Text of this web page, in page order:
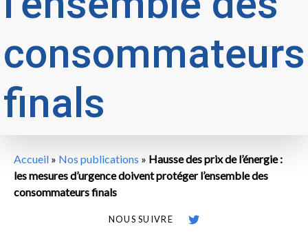
consommateurs
finals
Accueil » Nos publications » Hausse des prix de l’énergie :
les mesures d’urgence doivent protéger l’ensemble des
consommateurs finals
NOUS SUIVRE